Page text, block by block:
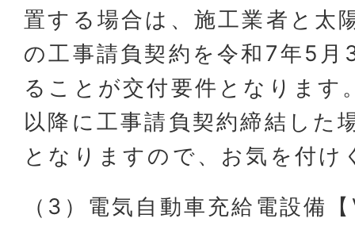
置する場合は、施工業者と太
の工事請負契約を令和7年5
ることが交付要件となります
以降に工事請負契約締結した
となりますので、お気を付け
（3）電気自動車充給電設備